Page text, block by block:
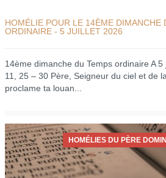
HOMÉLIE POUR LE 14ÈME DIMANCHE
ORDINAIRE - 5 JUILLET 2026
14ème dimanche du Temps ordinaire A
11, 25 – 30 Père, Seigneur du ciel et de
proclame ta louan...
HOMÉLIES DU PÈRE